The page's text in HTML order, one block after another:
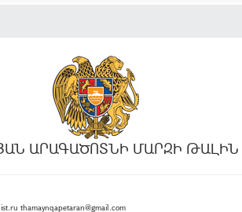
ԱՐԱԳԱԾՈՏՆԻ ՄԱՐԶԻ
thamaynqapetaran@gmail.com